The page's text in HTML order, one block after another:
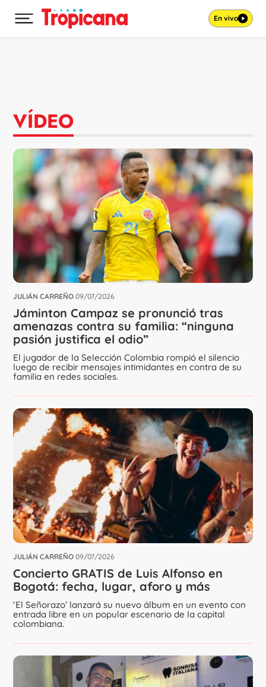
Desplegar menú principal En vivo
VÍDEO
JULIÁN CARREÑO 09/07/2026
Jáminton Campaz se pronunció tras
amenazas contra su familia: “ninguna
pasión justifica el odio”
El jugador de la Selección Colombia rompió el silencio
luego de recibir mensajes intimidantes en contra de su
familia en redes sociales.
JULIÁN CARREÑO 09/07/2026
Concierto GRATIS de Luis Alfonso en
Bogotá: fecha, lugar, aforo y más
‘El Señorazo’ lanzará su nuevo álbum en un evento con
entrada libre en un popular escenario de la capital
colombiana.